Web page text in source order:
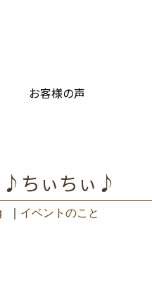
お客様の声
ちぃちぃ♪
イベントのこと